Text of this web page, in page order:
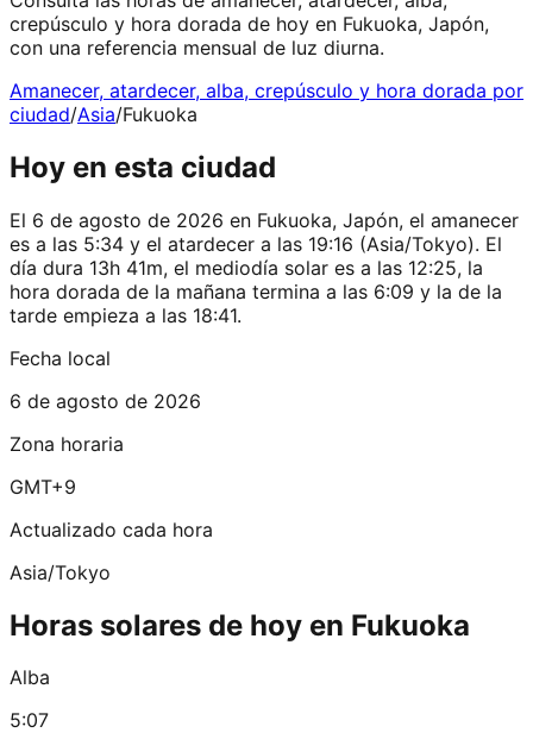
crepúsculo y hora dorada de hoy en Fukuoka, Japón,
con una referencia mensual de luz diurna.
Amanecer, atardecer, alba, crepúsculo y hora dorada por
ciudad/Asia/Fukuoka
Hoy en esta ciudad
El 6 de agosto de 2026 en Fukuoka, Japón, el amanecer
es a las 5:34 y el atardecer a las 19:16 (Asia/Tokyo). El
día dura 13h 41m, el mediodía solar es a las 12:25, la
hora dorada de la mañana termina a las 6:09 y la de la
tarde empieza a las 18:41.
Fecha local
6 de agosto de 2026
Zona horaria
GMT+9
Actualizado cada hora
Asia/Tokyo
Horas solares de hoy en Fukuoka
Alba
5:07